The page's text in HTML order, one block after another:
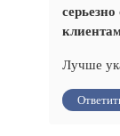
Лучше